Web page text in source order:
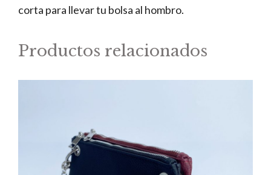
corta para llevar tu bolsa al hombro.
Productos relacionados